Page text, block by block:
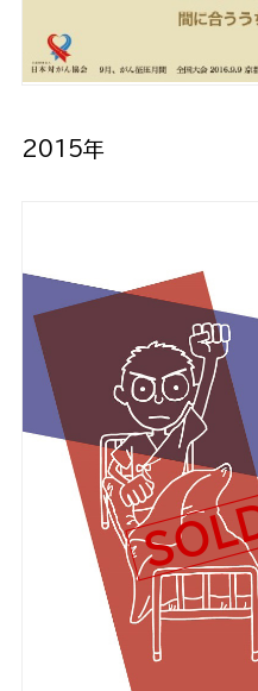
2015年